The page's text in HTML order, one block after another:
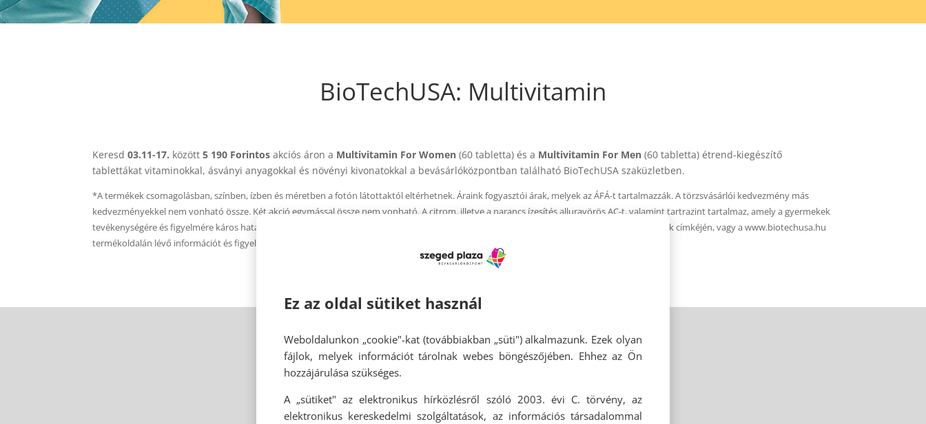
BioTechUSA: Multivitamin
Keresd03.11-17. között5 190 Forintos akciós áron a Multivitamin For Women (60 tabletta) és a Multivitamin For Men(60 tabletta) étrend-kiegészítő
tablettákat vitaminokkal, ásványi anyagokkal és növényi kivonatokkal a bevásárlóközpontban található BioTechUSA szaküzletben.
*A termékek csomagolásban, színben, ízben és méretben a fotón látottaktól eltérhetnek. Áraink fogyasztói árak, melyek az ÁFÁ-t tartalmazzák. A törzsvásárlói kedvezmény más
kedvezményekkel nem vonható össze. Két akció egymással össze nem vonható. A citrom, illetve a narancs ízesítés alluravörös AC-t, valamint tartrazint tartalmaz, amely a gyermekek
tevékenységére és figyelmére káros hatást gyakorolhat. A Vásárláskor és a fogyasztás megkezdése előtt minden esetben olvassa el a termékek címkéjén, vagy a www.biotechusa.hu
termékoldalán lévő információt és figyelmeztetéseket!
Ez az oldal sütiket használ
Weboldalunkon „cookie"-kat (továbbiakban „süti") alkalmazunk. Ezek olyan
fájlok, melyek információt tárolnak webes böngészőjében. Ehhez az Ön
hozzájárulása szükséges.
A „sütiket" az elektronikus hírközlésről szóló 2003. évi C. törvény, az
elektronikus kereskedelmi szolgáltatások, az információs társadalommal